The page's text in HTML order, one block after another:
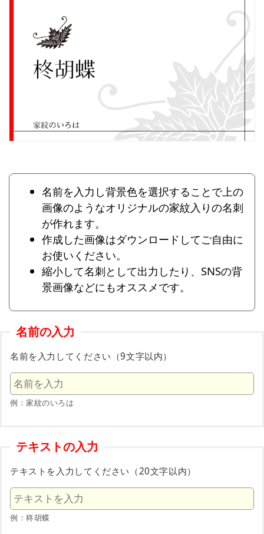
名前を入力し背景色を選択することで上の
画像のようなオリジナルの家紋入りの名刺
が作れます。
作成した画像はダウンロードしてご自由に
お使いください。
縮小して名刺として出力したり、SNSの背
景画像などにもオススメです。
名前の入力
名前を入力してください（9文字以内）
例：家紋のいろは
テキストの入力
テキストを入力してください（20文字以内）
例：柊胡蝶